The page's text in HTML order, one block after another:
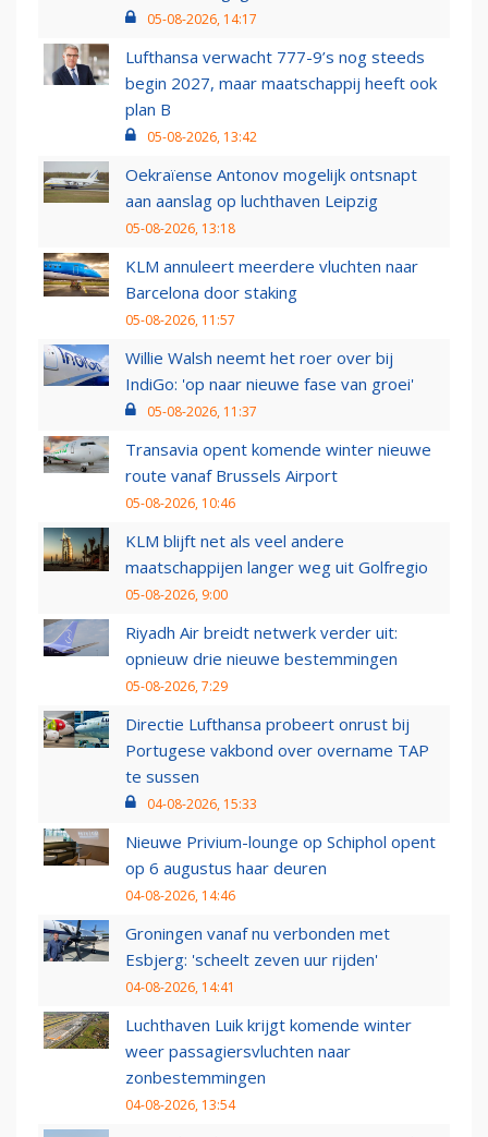
05-08-2026, 14:17
Lufthansa verwacht 777-9’s nog steeds
begin 2027, maar maatschappij heeft ook
plan B
05-08-2026, 13:42
Oekraïense Antonov mogelijk ontsnapt
aan aanslag op luchthaven Leipzig
05-08-2026, 13:18
KLM annuleert meerdere vluchten naar
Barcelona door staking
05-08-2026, 11:57
Willie Walsh neemt het roer over bij
IndiGo: 'op naar nieuwe fase van groei'
05-08-2026, 11:37
Transavia opent komende winter nieuwe
route vanaf Brussels Airport
05-08-2026, 10:46
KLM blijft net als veel andere
maatschappijen langer weg uit Golfregio
05-08-2026, 9:00
Riyadh Air breidt netwerk verder uit:
opnieuw drie nieuwe bestemmingen
05-08-2026, 7:29
Directie Lufthansa probeert onrust bij
Portugese vakbond over overname TAP
te sussen
04-08-2026, 15:33
Nieuwe Privium-lounge op Schiphol opent
op 6 augustus haar deuren
04-08-2026, 14:46
Groningen vanaf nu verbonden met
Esbjerg: 'scheelt zeven uur rijden'
04-08-2026, 14:41
Luchthaven Luik krijgt komende winter
weer passagiersvluchten naar
zonbestemmingen
04-08-2026, 13:54